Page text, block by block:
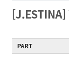
PART